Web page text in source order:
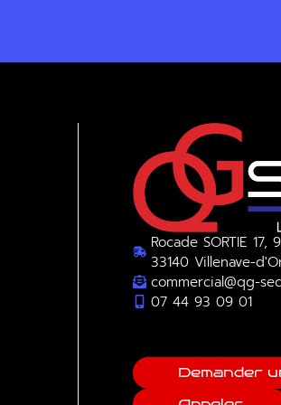
Rocade SORTIE
33140 Villenave-
commercial@qg-
07 44 93 09 01
Demander